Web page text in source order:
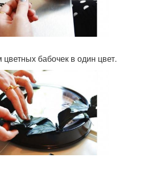
бабочек в один цвет.